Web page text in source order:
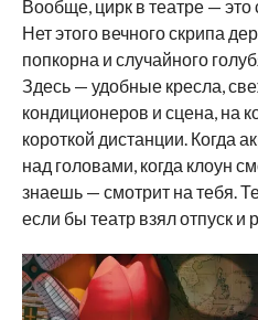
Вообще, цирк в театре — это
Нет этого вечного скрипа
попкорна и случайного
Здесь — удобные кресла,
кондиционеров и сцена, на
короткой дистанции. Когда
над головами, когда клоун
знаешь — смотрит на тебя.
если бы театр взял отпуск и